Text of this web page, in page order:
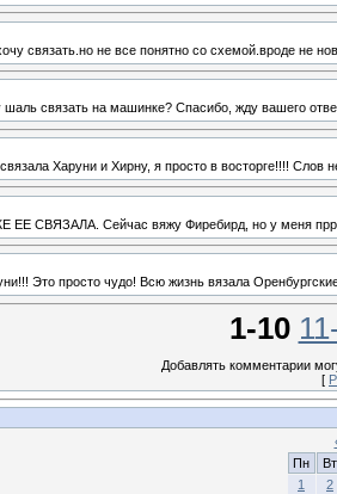
связать.но не все понятно со схемой.вроде не
связать на машинке? Спасибо, жду вашего
Харуни и Хирну, я просто в восторге!!!! Слов
СВЯЗАЛА. Сейчас вяжу Фиребирд, но у меня
Это просто чудо! Всю жизнь вязала
1-10
Добавлять комментарии
[
Пн
Вт
1
2